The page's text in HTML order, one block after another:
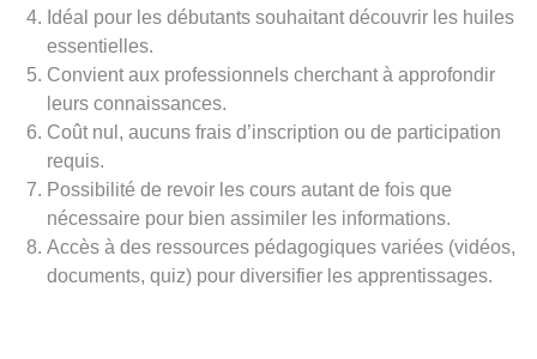
Idéal pour les débutants souhaitant découvrir les huiles
essentielles.
Convient aux professionnels cherchant à approfondir
leurs connaissances.
Coût nul, aucuns frais d’inscription ou de participation
requis.
Possibilité de revoir les cours autant de fois que
nécessaire pour bien assimiler les informations.
Accès à des ressources pédagogiques variées (vidéos,
documents, quiz) pour diversifier les apprentissages.